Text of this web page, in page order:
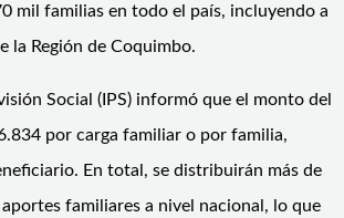
mil familias en todo el país, incluyendo a
la Región de Coquimbo.
Social (IPS) informó que el monto del
por carga familiar o por familia,
En total, se distribuirán más de
familiares a nivel nacional, lo que